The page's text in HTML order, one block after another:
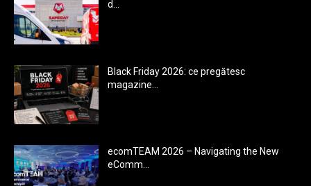
d...
Black Friday 2026: ce pregătesc
magazine...
ecomTEAM 2026 – Navigating the New
eComm...